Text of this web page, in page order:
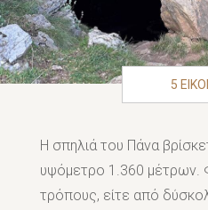
5
Η σπηλιά του Πάνα
υψόμετρο 1.360 μέτρων.
τρόπους, είτε από